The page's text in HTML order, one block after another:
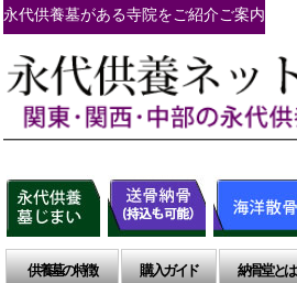
永代供養墓がある寺院をご紹介ご案内
供養墓の特徴 購入ガイド 納骨堂とは